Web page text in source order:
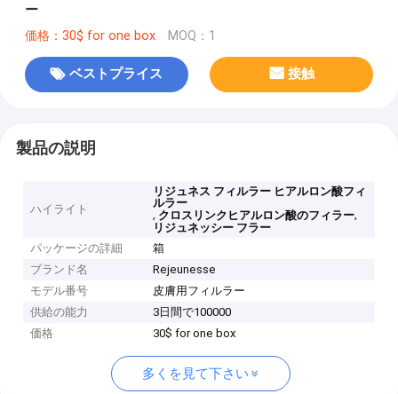
ー
価格：30$ for one box MOQ：1
ベストプライス 接触
製品の説明
ハイライト
リジュネス フィルラー ヒアルロン酸フィ
ルラー
, クロスリンクヒアルロン酸のフィラー,
リジュネッシー フラー
パッケージの詳細
箱
ブランド名
Rejeunesse
モデル番号
皮膚用フィルラー
供給の能力
3日間で100000
価格
30$ for one box
多くを見て下さい